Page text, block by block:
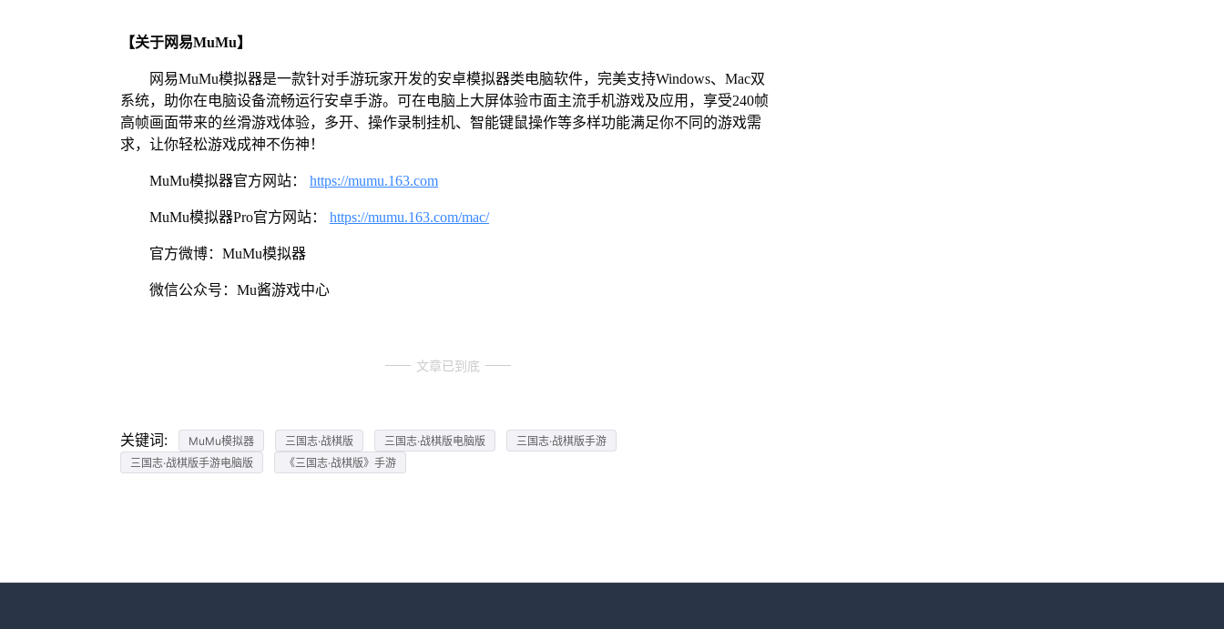
【关于网易MuMu】
网易MuMu模拟器是一款针对手游玩家开发的安卓模拟器类电脑软件，完美支持Windows、Mac双
系统，助你在电脑设备流畅运行安卓手游。可在电脑上大屏体验市面主流手机游戏及应用，享受240帧
高帧画面带来的丝滑游戏体验，多开、操作录制挂机、智能键鼠操作等多样功能满足你不同的游戏需
求，让你轻松游戏成神不伤神！
MuMu模拟器官方网站： https://mumu.163.com
MuMu模拟器Pro官方网站： https://mumu.163.com/mac/
官方微博：MuMu模拟器
微信公众号：Mu酱游戏中心
文章已到底
关键词: MuMu模拟器 三国志·战棋版 三国志·战棋版电脑版
三国志·战棋版手游
三国志·战棋版手游电脑版
《三国志·战棋版》手游